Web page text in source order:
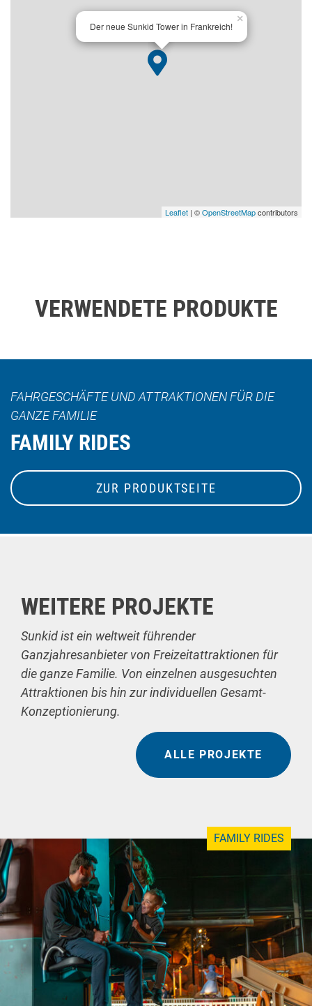
Der neue Sunkid Tower in Frankreich!
×
Leaflet | ©OpenStreetMapcontributors
VERWENDETE PRODUKTE
FAHRGESCHÄFTE UND ATTRAKTIONEN FÜR DIE
GANZE FAMILIE
FAMILY RIDES
ZUR PRODUKTSEITE
WEITERE PROJEKTE
Sunkid ist ein weltweit führender
Ganzjahresanbieter von Freizeitattraktionen für
die ganze Familie. Von einzelnen ausgesuchten
Attraktionen bis hin zur individuellen Gesamt-
Konzeptionierung.
ALLE PROJEKTE
FAMILY RIDES